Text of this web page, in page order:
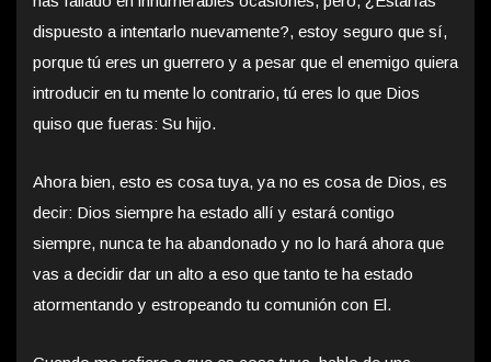
dispuesto a intentarlo nuevamente?, estoy seguro que sí,
porque tú eres un guerrero y a pesar que el enemigo quiera
introducir en tu mente lo contrario, tú eres lo que Dios
quiso que fueras: Su hijo.
Ahora bien, esto es cosa tuya, ya no es cosa de Dios, es
decir: Dios siempre ha estado allí y estará contigo
siempre, nunca te ha abandonado y no lo hará ahora que
vas a decidir dar un alto a eso que tanto te ha estado
atormentando y estropeando tu comunión con El.